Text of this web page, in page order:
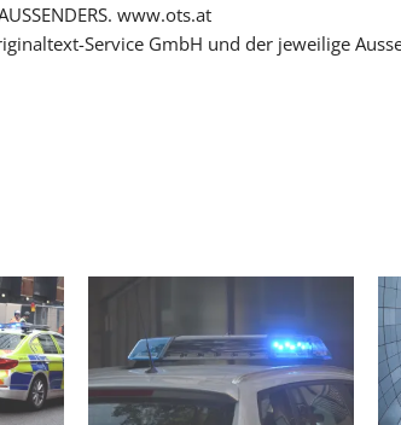
www.ots.at
Service GmbH und der jeweilige